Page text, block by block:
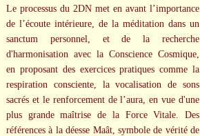
Le processus du 2DN met en avant l’importance
de l’écoute intérieure, de la méditation dans un
sanctum personnel, et de la recherche
d'harmonisation avec la Conscience Cosmique,
en proposant des exercices pratiques comme la
respiration consciente, la vocalisation de sons
sacrés et le renforcement de l’aura, en vue d'une
plus grande maîtrise de la Force Vitale. Des
références à la déesse Maât, symbole de vérité de